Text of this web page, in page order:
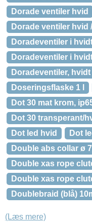
Dorade ventiler hvid
Dorade ventiler hvid
Doradeventiler i
Doradeventiler i
Doradeventiler,
Doseringsflaske 1 l
Dot 30 mat krom,
Dot 30 transperant/
Dot led hvid
Dot
Double abs collar ø
Double xas rope
Double xas rope
Doublebraid (blå)
(Læs mere)